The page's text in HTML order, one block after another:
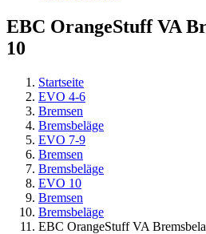
EBC OrangeStuff VA
10
Startseite
EVO 4-6
Bremsen
Bremsbeläge
EVO 7-9
Bremsen
Bremsbeläge
EVO 10
Bremsen
Bremsbeläge
EBC OrangeStuff VA